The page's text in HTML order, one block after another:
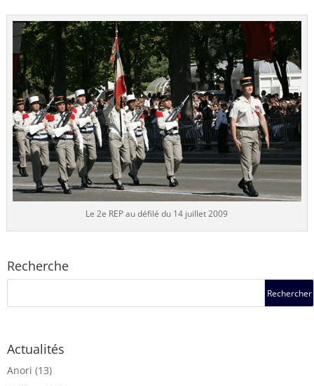
Le 2e REP au défilé du 14 juillet 2009
Recherche
Actualités
Anori (13)